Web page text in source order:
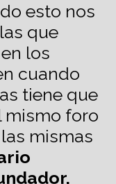
esto nos
que
los
cuando
tiene que
mismo foro
mismas